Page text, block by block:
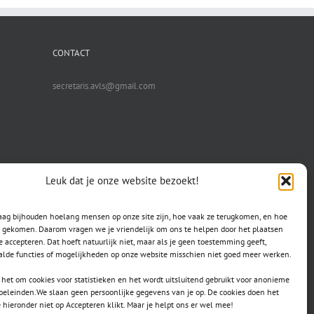
Leuk dat je onze website bezoekt!
bijhouden hoelang mensen op onze site zijn, hoe vaak ze terugkomen, en hoe
gekomen. Daarom vragen we je vriendelijk om ons te helpen door het plaatsen
accepteren. Dat hoeft natuurlijk niet, maar als je geen toestemming geeft,
functies of mogelijkheden op onze website misschien niet goed meer werken.
het om cookies voor statistieken en het wordt uitsluitend gebruikt voor anonieme
slaan geen persoonlijke gegevens van je op. De cookies doen het
hieronder niet op Accepteren klikt. Maar je helpt ons er wel mee!
CONTACT
secretaris.avls@gmail.com